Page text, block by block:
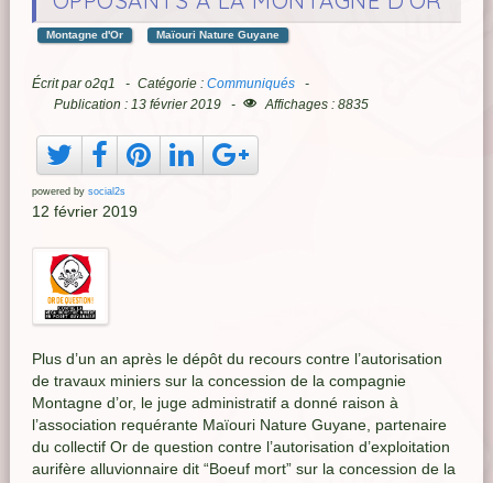
Montagne d'Or Maïouri Nature Guyane
Écrit paro2q1 Catégorie : Communiqués
Publication : 13 février 2019
Affichages : 8835
powered by social2s
12 février 2019
Plus d’un an après le dépôt du recours contre l’autorisation
de travaux miniers sur la concession de la compagnie
Montagne d’or, le juge administratif a donné raison à
l’association requérante Maïouri Nature Guyane, partenaire
du collectif Or de question contre l’autorisation d’exploitation
aurifère alluvionnaire dit “Boeuf mort” sur la concession de la